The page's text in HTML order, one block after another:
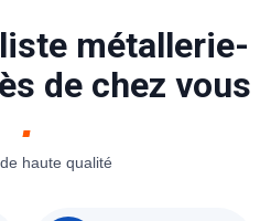
métallerie-
de chez vous
haute qualité